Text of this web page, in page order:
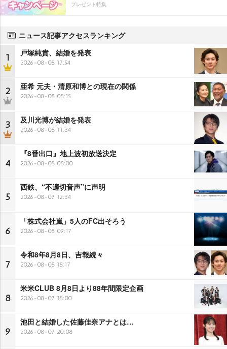
プレゼント特集
ニュース記事アクセスランキング
1 戸塚純貴、結婚を発表
2026-08-08 17:54
2 亜希 元夫・清原和博との現在の関係
2026-08-08 08:15
3 及川光博が結婚を発表
2026-08-08 11:34
4
『8番出口』地上波初放送決定
2026-08-08 08:00
5
西鉄、“不適切音声”に声明
2026-08-07 12:34
6
「株式会社嵐」5人のFC出そろう
2026-08-08 09:17
7
令和8年8月8日、吉報続々
2026-08-08 18:17
8
米米CLUB 8月8日より88年間限定企画
2026-08-07 18:00
9
池田と結婚した佐藤佳奈アナとは…
2026-08-07 20:08